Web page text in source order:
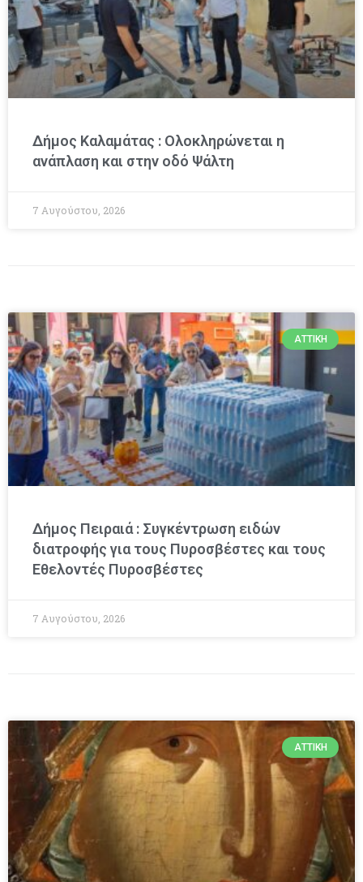
Δήμος Καλαμάτας : Ολοκληρώνεται η
ανάπλαση και στην οδό Ψάλτη
7 Αυγούστου, 2026
ΑΤΤΙΚΉ
Δήμος Πειραιά : Συγκέντρωση ειδών
διατροφής για τους Πυροσβέστες και τους
Εθελοντές Πυροσβέστες
7 Αυγούστου, 2026
ΑΤΤΙΚΉ